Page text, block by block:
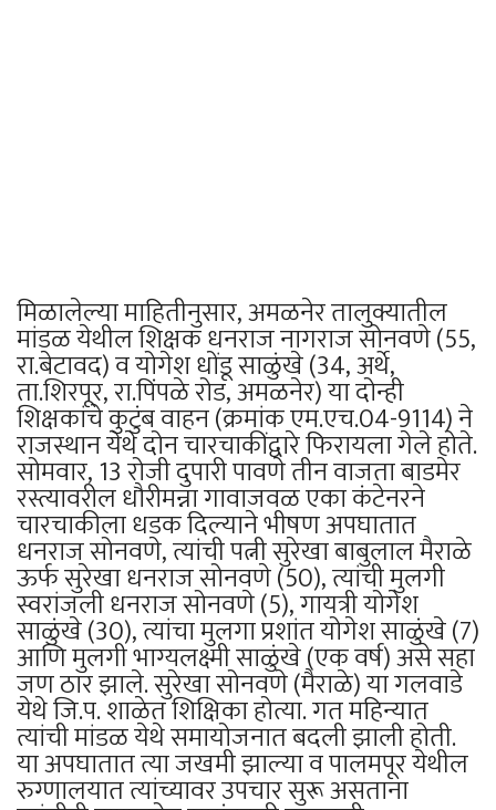
मिळालेल्या माहितीनुसार, अमळनेर तालुक्यातील
मांडळ येथील शिक्षक धनराज नागराज सोनवणे (55,
रा.बेटावद) व योगेश धोंडू साळुंखे (34, अर्थे,
ता.शिरपूर, रा.पिंपळे रोड, अमळनेर) या दोन्ही
शिक्षकांचे कुटुंब वाहन (क्रमांक एम.एच.04-9114) ने
राजस्थान येथे दोन चारचाकींद्वारे फिरायला गेले होते.
सोमवार, 13 रोजी दुपारी पावणे तीन वाजता बाडमेर
रस्त्यावरील धौरीमन्ना गावाजवळ एका कंटेनरने
चारचाकीला धडक दिल्याने भीषण अपघातात
धनराज सोनवणे, त्यांची पत्नी सुरेखा बाबुलाल मैराळे
ऊर्फ सुरेखा धनराज सोनवणे (50), त्यांची मुलगी
स्वरांजली धनराज सोनवणे (5), गायत्री योगेश
साळुंखे (30), त्यांचा मुलगा प्रशांत योगेश साळुंखे (7)
आणि मुलगी भाग्यलक्ष्मी साळुंखे (एक वर्ष) असे सहा
जण ठार झाले. सुरेखा सोनवणे (मैराळे) या गलवाडे
येथे जि.प. शाळेत शिक्षिका होत्या. गत महिन्यात
त्यांची मांडळ येथे समायोजनात बदली झाली होती.
या अपघातात त्या जखमी झाल्या व पालमपूर येथील
रुग्णालयात त्यांच्यावर उपचार सुरू असताना